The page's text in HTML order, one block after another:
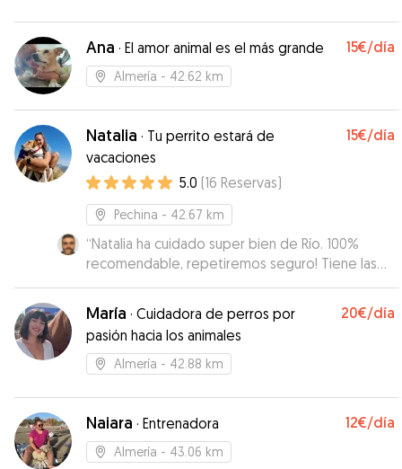
Ana · El amor animal es el más grande 15€/día
Almería - 42.62 km
Natalia · Tu perrito estará de
vacaciones
15€/día
5.0 (16 Reservas)
Pechina - 42.67 km
“Natalia ha cuidado super bien de Río. 100%
recomendable, repetiremos seguro! Tiene las
instalaciones muy bien acondicionadas para las
mascotas
María · Cuidadora de perros por
pasión hacia los animales
20€/día
Almería - 42.88 km
Naiara · Entrenadora 12€/día
Almería - 43.06 km